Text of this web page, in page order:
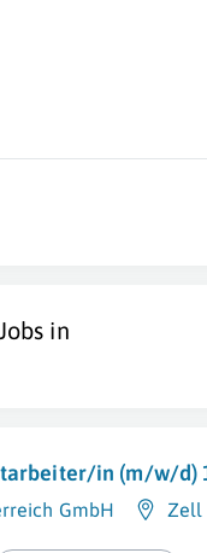
in
in (m/w/d)
GmbH Zell